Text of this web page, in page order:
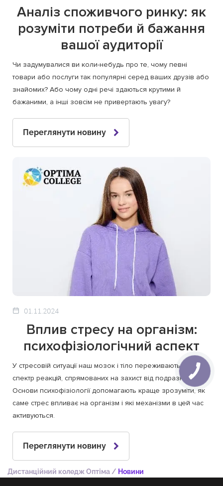
Аналіз споживчого ринку: як
розуміти потреби й бажання
вашої аудиторії
Чи задумувалися ви коли-небудь про те, чому певні
товари або послуги так популярні серед ваших друзів або
знайомих? Або чому одні речі здаються крутими й
бажаними, а інші зовсім не привертають увагу?
Переглянути новину
01.11.2024
Вплив стресу на організм:
психофізіологічний аспект
У стресовій ситуації наш мозок і тіло переживають цілий
спектр реакцій, спрямованих на захист від подразників.
Основи психофізіології допомагають краще зрозуміти, як
саме стрес впливає на організм і які механізми в цей час
активуються.
Переглянути новину
Дистанційний коледж Оптіма / Новини